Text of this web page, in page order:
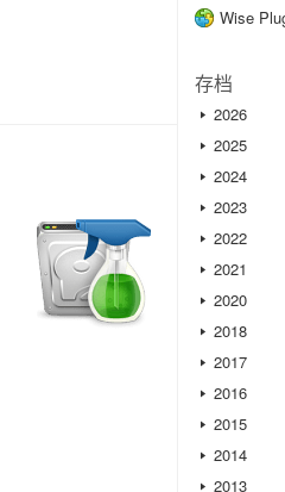
Wise
存档
2026
2025
2024
2023
2022
2021
2020
2018
2017
2016
2015
2014
2013